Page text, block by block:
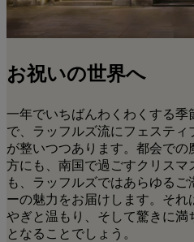
お祝いの世界へ
一年でいちばんわくわくする季
で、ラッフルズ流にフェステ
が整いつつあります。都会で
方にも、南国で過ごすクリス
も、ラッフルズではあらゆる
ーの魅力をお届けします。そ
やぎと温もり、そして驚きに
となることでしょう。